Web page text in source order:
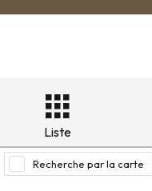
Liste
Recherche par la carte